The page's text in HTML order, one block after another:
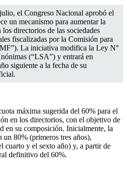
el Congreso Nacional aprobó el
un mecanismo para aumentar la
directorios de las sociedades
fiscalizadas por la Comisión para
La iniciativa modifica la Ley N°
(“LSA”) y entrará en
siguiente a la fecha de su
máxima sugerida del 60% para el
en los directorios, con el objetivo de
en su composición. Inicialmente, la
un 80% (primeros tres años),
cuarto y el sexto año) y, a partir de
definitivo del 60%.